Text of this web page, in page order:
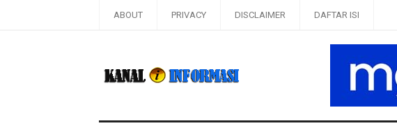
ABOUT PRIVACY DISCLAIMER DAFTAR ISI